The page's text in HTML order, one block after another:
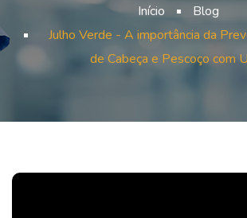
Início
Blog
Julho Verde - A importância da
de Cabeça e Pescoço com